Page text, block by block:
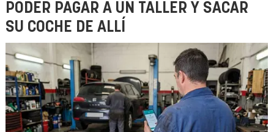
PODER PAGAR A UN TALLER Y SACAR
SU COCHE DE ALLÍ